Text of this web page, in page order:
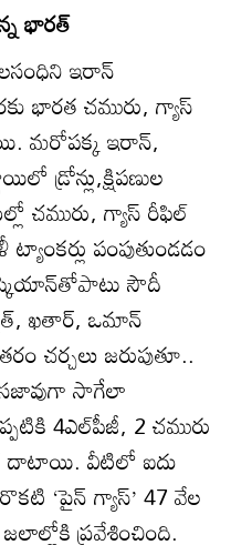
భారత్‌
ఇరాన్‌
భారత చమురు, గ్యాస్‌
మరోపక్క ఇరాన్‌,
డ్రోన్లు,క్షిపణుల
చమురు, గ్యాస్‌ రీఫిల్‌
పంపుతుండడం
సౌదీ
ఖతార్‌, ఒమాన్‌
చర్చలు జరుపుతూ..
సాగేలా
4ఎల్‌పీజీ, 2 చమురు
దాటాయి. వీటిలో ఐదు
‘పైన్‌ గ్యాస్‌’ 47 వేల
ప్రవేశించింది.